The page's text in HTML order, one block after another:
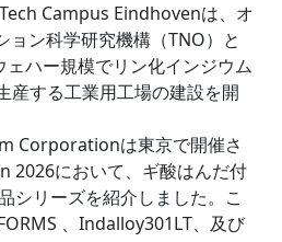
Campus Eindhovenは、オ
ョン科学研究機構（TNO）と
ハー規模でリン化インジウム
産する工業用工場の建設を開
Corporationは東京で開催さ
2026において、ギ酸はんだ付
シリーズを紹介しました。こ
、Indalloy301LT、及び